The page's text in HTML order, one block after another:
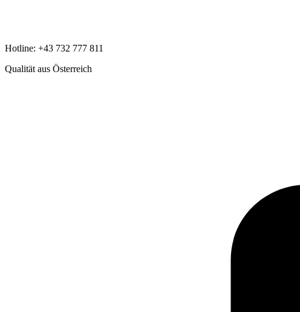
Hotline: +43 732 777 811
Qualität aus Österreich